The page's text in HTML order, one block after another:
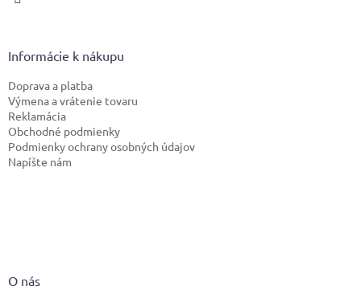
Informácie k nákupu
Doprava a platba
Výmena a vrátenie tovaru
Reklamácia
Obchodné podmienky
Podmienky ochrany osobných údajov
Napíšte nám
O nás